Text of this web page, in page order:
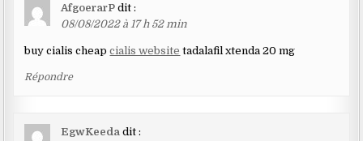
AfgoerarP dit :
08/08/2022 à 17 h 52 min
buy cialis cheapcialis website tadalafil xtenda 20 mg
Répondre
EgwKeeda dit :